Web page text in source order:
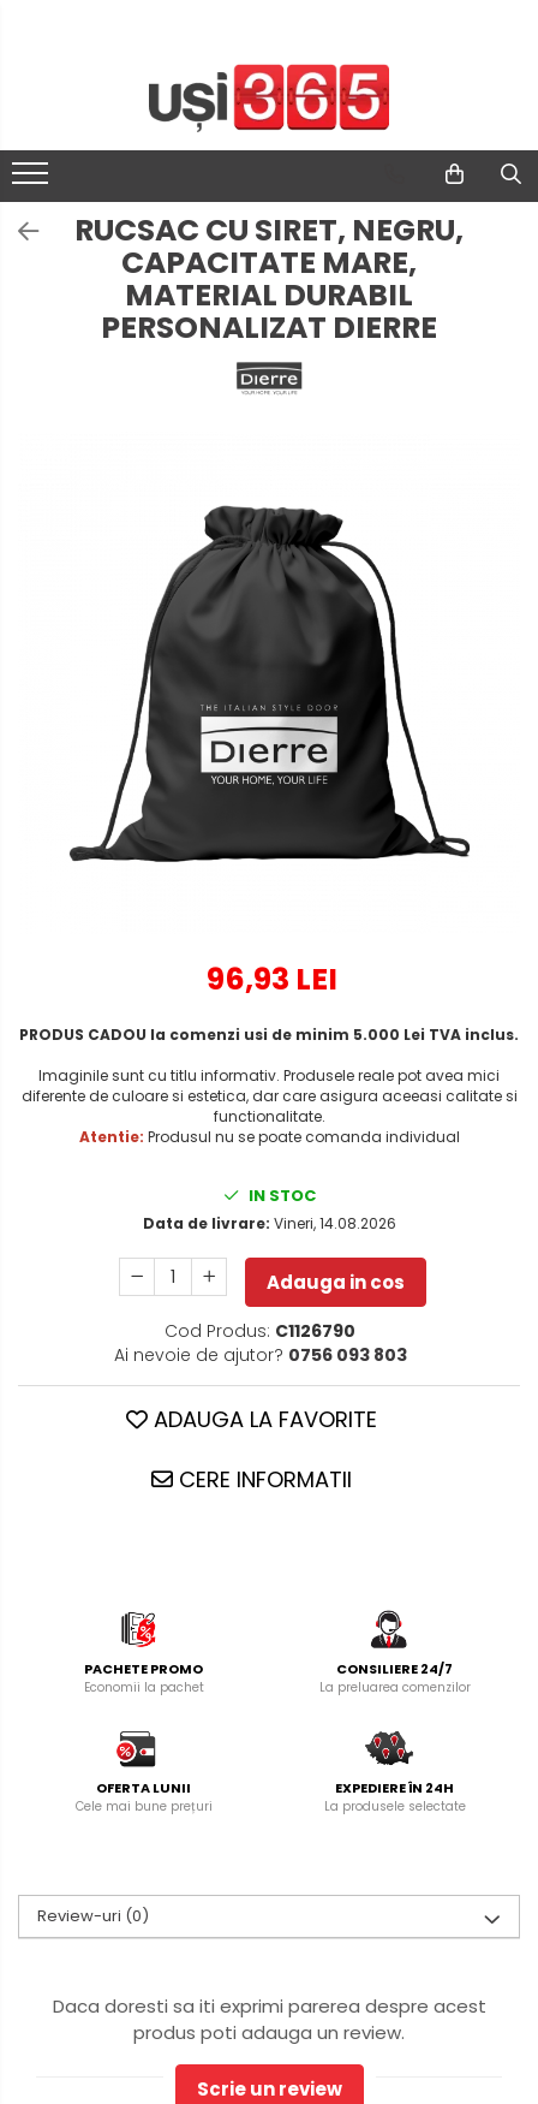
RUCSAC CU SIRET, NEGRU,
CAPACITATE MARE,
MATERIAL DURABIL
PERSONALIZAT DIERRE
96,93 LEI
PRODUS CADOU la comenzi usi de minim 5.000 Lei TVA inclus.
Imaginile sunt cu titlu informativ. Produsele reale pot avea mici
diferente de culoare si estetica, dar care asigura aceeasi calitate si
functionalitate.
Atentie: Produsul nu se poate comanda individual
IN STOC
Data de livrare: Vineri, 14.08.2026
Adauga in cos
Cod Produs: C1126790
Ai nevoie de ajutor? 0756 093 803
ADAUGA LA FAVORITE
CERE INFORMATII
PACHETE PROMO
Economii la pachet
CONSILIERE 24/7
La preluarea comenzilor
OFERTA LUNII
Cele mai bune prețuri
EXPEDIERE ÎN 24H
La produsele selectate
Review-uri (0)
Daca doresti sa iti exprimi parerea despre acest
produs poti adauga un review.
Scrie un review